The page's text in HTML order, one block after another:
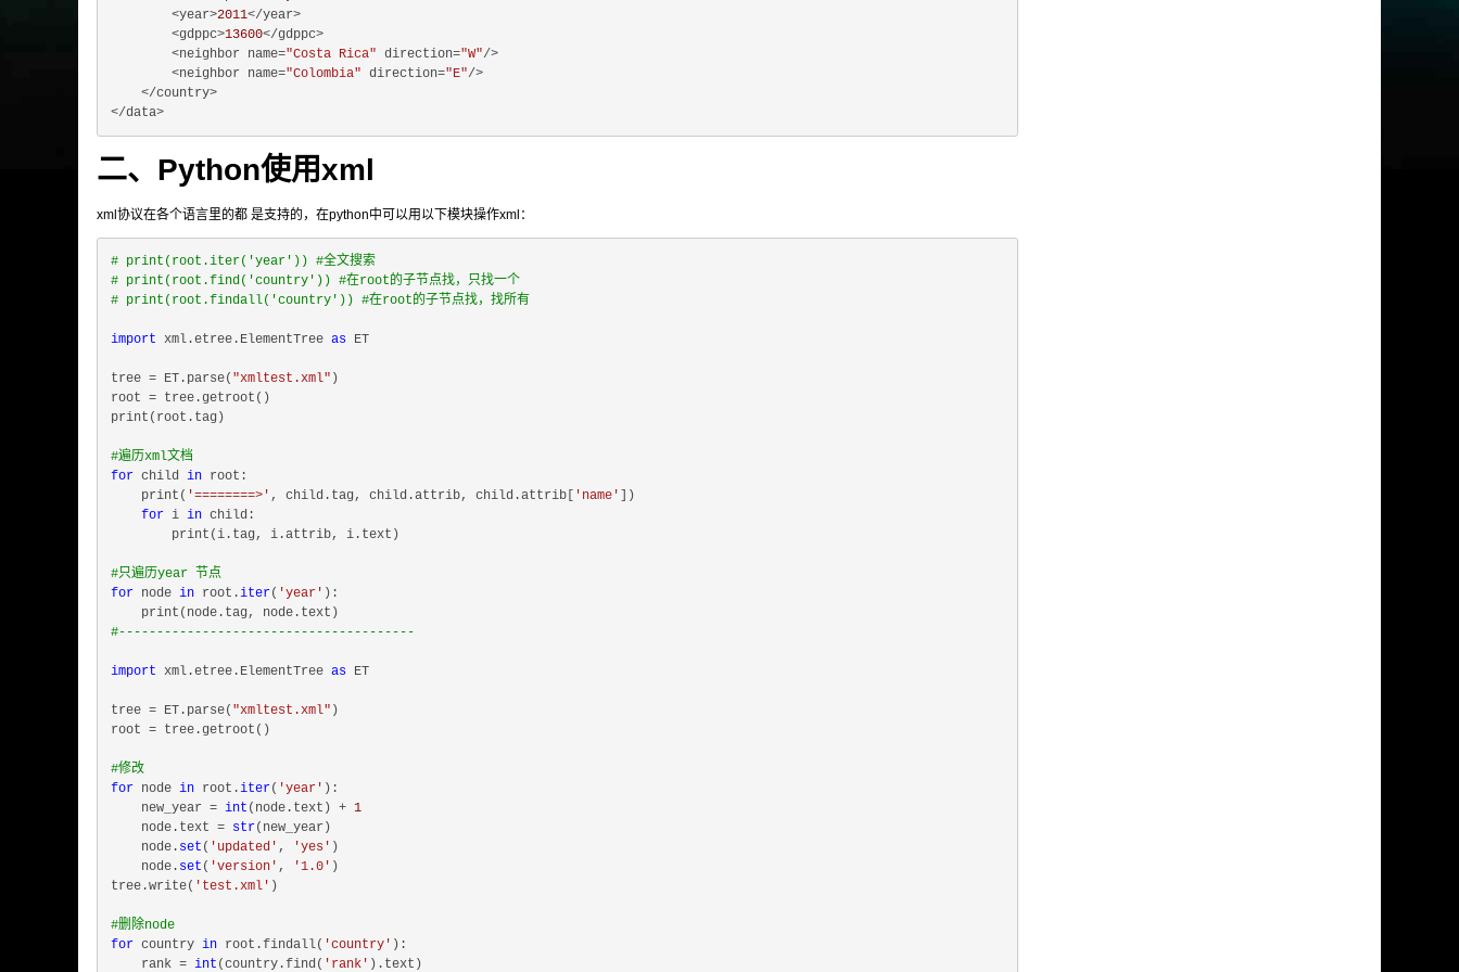
        <year>
2011</year>
        <gdppc>
13600</gdppc>
        <neighbor name=
"Costa Rica" direction="W"/>
        <neighbor name=
"Colombia" direction="E"/>
    </country>
二、Python使用xml
xml协议在各个语言里的都 是支持的，在python中可以用以下模块操作xml：
# print(root.iter('year')) #全文搜索
# print(root.find('country')) #在root的子节点找，只找一个
# print(root.findall('country')) #在root的子节点找，找所有
import xml.etree.ElementTree as ET
tree = ET.parse( "xmltest.xml" )
root = tree.getroot()
print(root.tag)
#遍历xml文档
for child in root:
    print(
'========>' , child.tag, child.attrib, child.attrib[ 'name'
])
for i in child:
        print(i.tag, i.attrib, i.text)
#只遍历year 节点
for node in root.iter( 'year' ):
#---------------------------------------
import xml.etree.ElementTree as ET
tree = ET.parse( "xmltest.xml" )
root = tree.getroot()
#修改
for node in root.iter( 'year' ):
    new_year =
int (node.text) + 1
    node.text =
str(new_year)
    node.
set ( 'updated' , 'yes' )
    node.
set ( 'version' , '1.0' )
tree.write( 'test.xml' )
#删除node
for country in root.findall( 'country' ):
    rank =
int (country.find( 'rank' ).text)